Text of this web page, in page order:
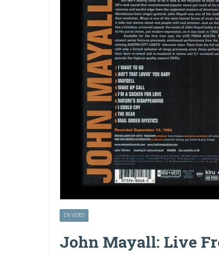
EN VIDEO
John Mayall: Live